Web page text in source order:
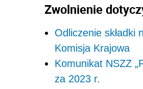
Zwolnienie
Odliczenie składki
Komisja Krajowa
Komunikat NSZZ
za 2023 r.